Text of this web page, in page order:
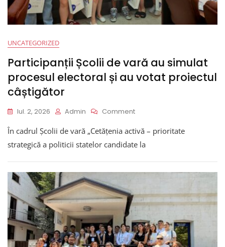
UNCATEGORIZED
Participanții Școlii de vară au simulat
procesul electoral și au votat proiectul
câștigător
Iul. 2, 2026 Admin CommentOn
Școlii
De
Au
Simulat
Și
Au
Votat
Proiectul
Câștigător
În cadrul Școlii de vară „Cetățenia activă – prioritate
strategică a politicii statelor candidate la